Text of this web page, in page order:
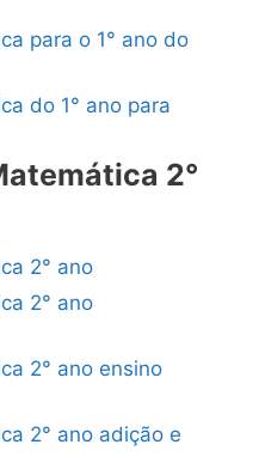
para o 1° ano do
do 1° ano para
2°
2° ano
2° ano
2° ano ensino
2° ano adição e